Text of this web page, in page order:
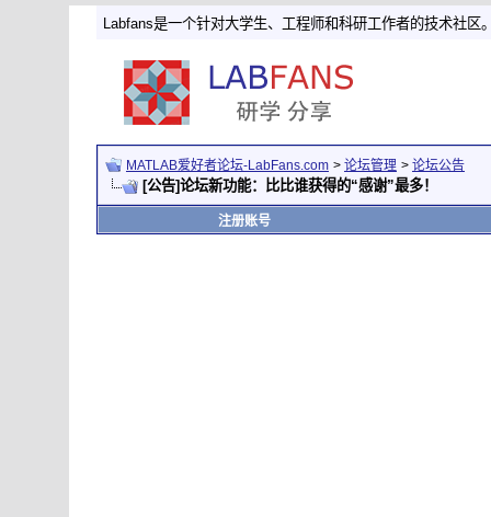
Labfans是一个针对大学生、工程师和科研工作者的技术社区
MATLAB爱好者论坛-LabFans.com > 论坛管理 > 论坛公告
[公告]论坛新功能：比比谁获得的“感谢”最多！
注册账号